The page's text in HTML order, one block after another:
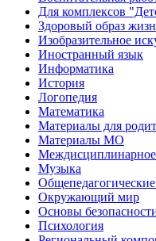
Для комплексов
Здоровый образ
Изобразительное
Иностранный язык
Информатика
История
Логопедия
Математика
Материалы для
Материалы МО
Музыка
Окружающий мир
Основы
Психология